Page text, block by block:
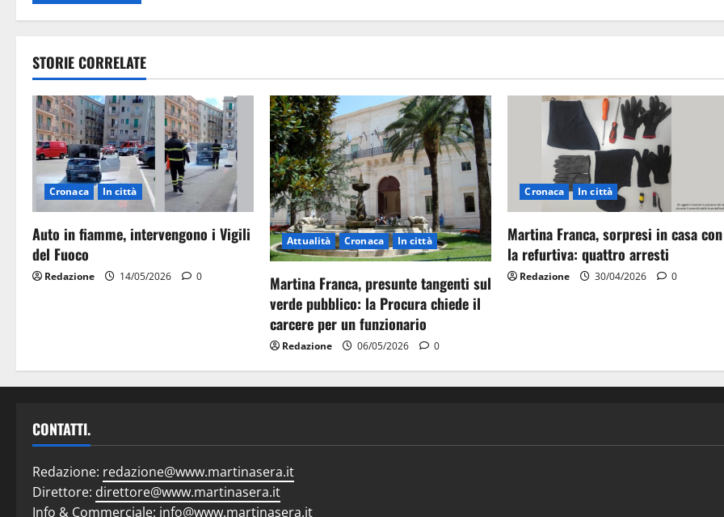
STORIE CORRELATE
Cronaca In città
Auto in fiamme, intervengono i Vigili
del Fuoco
Redazione 14/05/2026 0
Attualità Cronaca In città
Martina Franca, presunte tangenti sul
verde pubblico: la Procura chiede il
carcere per un funzionario
Redazione 06/05/2026 0
Cronaca In città
Martina Franca, sorpresi in casa con
la refurtiva: quattro arresti
Redazione 30/04/2026 0
CONTATTI.
Redazione: redazione@www.martinasera.it
Direttore: direttore@www.martinasera.it
Info & Commerciale: info@www.martinasera.it